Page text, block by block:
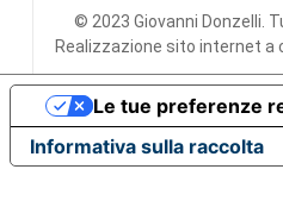
© 2023 Giovanni Donzelli.
Realizzazione sito interneta
Informativa sulla raccolta
Le tue preferenze